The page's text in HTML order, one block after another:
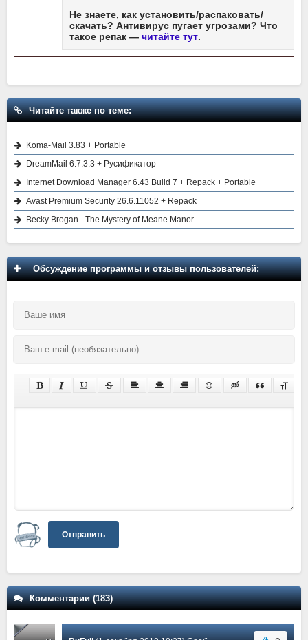
Не знаете, как установить/распаковать/
скачать? Антивирус пугает угрозами? Что
такое репак — читайте тут.
Читайте также по теме:
Koma-Mail 3.83 + Portable
DreamMail 6.7.3.3 + Русификатор
Internet Download Manager 6.43 Build 7 + Repack + Portable
Avast Premium Security 26.6.11052 + Repack
Becky Brogan - The Mystery of Meane Manor
Обсуждение программы и отзывы пользователей:
Отправить
Комментарии (183)